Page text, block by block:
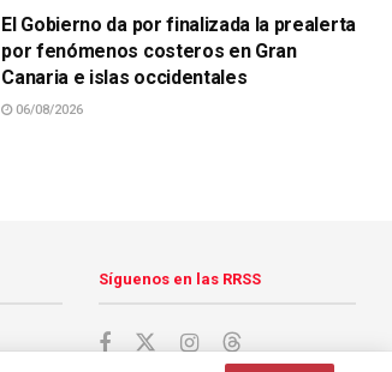
El Gobierno da por finalizada la prealerta
por fenómenos costeros en Gran
Canaria e islas occidentales
06/08/2026
Síguenos en las RRSS